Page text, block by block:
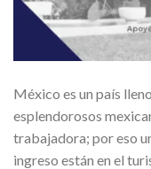
México es un país
esplendorosos
trabajadora; por eso
ingreso están en el